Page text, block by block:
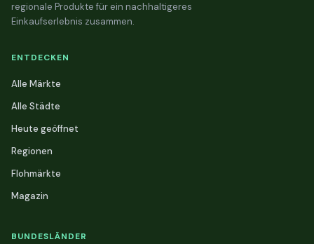
regionale Produkte für ein nachhaltigeres
Einkaufserlebnis zusammen.
ENTDECKEN
Alle Märkte
Alle Städte
Heute geöffnet
Regionen
Flohmärkte
Magazin
BUNDESLÄNDER